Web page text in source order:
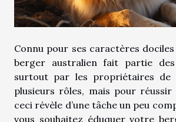
Connu pour ses caractères
berger australien fait partie des
surtout par les propriétaires de
plusieurs rôles, mais pour
ceci révèle d’une tâche un peu
vous souhaitez éduquer votre